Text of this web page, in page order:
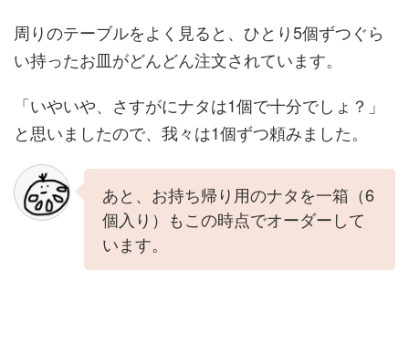
周りのテーブルをよく見ると、ひとり5個ずつぐら
い持ったお皿がどんどん注文されています。
「いやいや、さすがにナタは1個で十分でしょ？」
と思いましたので、我々は1個ずつ頼みました。
あと、お持ち帰り用のナタを一箱（6
個入り）もこの時点でオーダーして
います。